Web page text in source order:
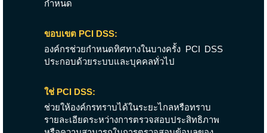
กำหนด
ขอบเขต PCI DSS:
องค์กรช่วยกำหนดทิศทางในบางครั้ง PCI DSS
ประกอบด้วยระบบและบุคคลทั่วไป
ใช่ PCI DSS:
ช่วยให้องค์กรทราบได้ในระยะไกลหรือทราบ
รายละเอียดระหว่างการตรวจสอบประสิทธิภาพ